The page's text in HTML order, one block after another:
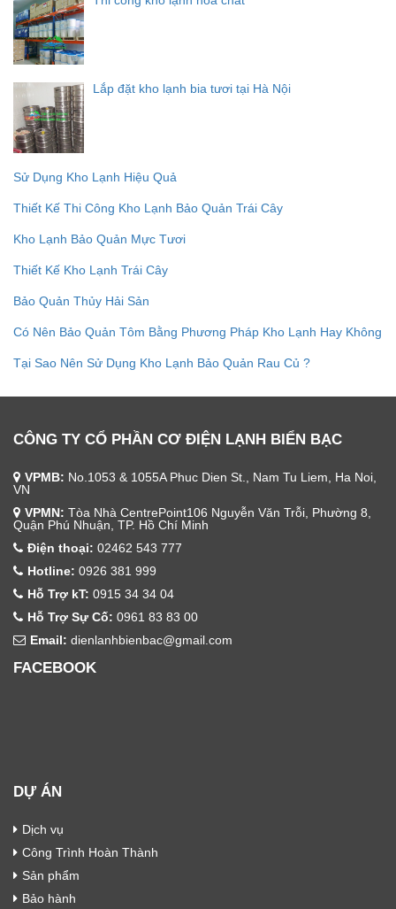
Lắp đặt kho lạnh bia tươi tại Hà Nội
Sử Dụng Kho Lạnh Hiệu Quả
Thiết Kế Thi Công Kho Lạnh Bảo Quản Trái Cây
Kho Lạnh Bảo Quản Mực Tươi
Thiết Kế Kho Lạnh Trái Cây
Bảo Quản Thủy Hải Sản
Có Nên Bảo Quản Tôm Bằng Phương Pháp Kho Lạnh Hay Không
Tại Sao Nên Sử Dụng Kho Lạnh Bảo Quản Rau Củ ?
CÔNG TY CỔ PHẦN CƠ ĐIỆN LẠNH BIỂN BẠC
VPMB: No.1053 & 1055A Phuc Dien St., Nam Tu Liem, Ha Noi,
VN
VPMN: Tòa Nhà CentrePoint106 Nguyễn Văn Trỗi, Phường 8,
Quận Phú Nhuận, TP. Hồ Chí Minh
Điện thoại: 02462 543 777
Hotline: 0926 381 999
Hỗ Trợ kT: 0915 34 34 04
Hỗ Trợ Sự Cố: 0961 83 83 00
Email: dienlanhbienbac@gmail.com
FACEBOOK
DỰ ÁN
Dịch vụ
Công Trình Hoàn Thành
Sản phẩm
Bảo hành